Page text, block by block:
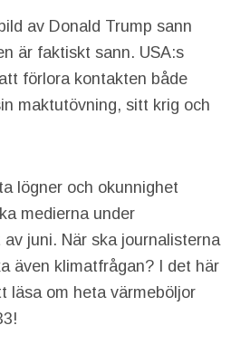
av Donald Trump sann
är faktiskt sann. USA:s
förlora kontakten både
maktutövning, sitt krig och
lögner och okunnighet
medierna under
juni. När ska journalisterna
även klimatfrågan? I det här
läsa om heta värmeböljor